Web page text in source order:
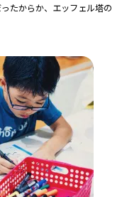
たからか、エッフェル塔の